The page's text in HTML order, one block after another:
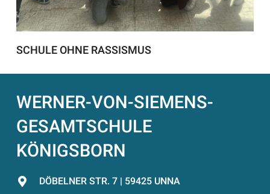
SCHULE OHNE RASSISMUS
WERNER-VON-SIEMENS-
GESAMTSCHULE
KÖNIGSBORN
DÖBELNER STR. 7 | 59425 UNNA